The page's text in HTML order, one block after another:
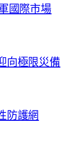
國際市場
向極限災備
防護網